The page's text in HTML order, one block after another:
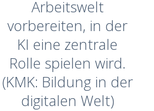
Arbeitswelt
vorbereiten, in der
KI eine zentrale
Rolle spielen wird.
(KMK: Bildung in der
digitalen Welt)